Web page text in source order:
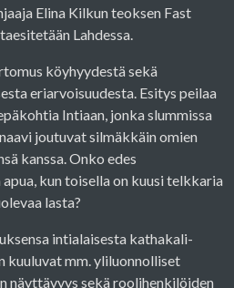
Elina Kilkun teoksen Fast
Lahdessa.
köyhyydestä sekä
eriarvoisuudesta. Esitys peilaa
Intiaan, jonka slummissa
joutuvat silmäkkäin omien
kanssa. Onko edes
kun toisella on kuusi telkkaria
lasta?
intialaisesta kathakali-
mm. yliluonnolliset
näyttävyys sekä roolihenkilöiden